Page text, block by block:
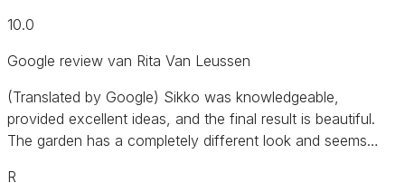
10.0
Google review van Rita Van Leussen
(Translated by Google) Sikko was knowledgeable,
provided excellent ideas, and the final result is beautiful.
The garden has a completely different look and seems…
R